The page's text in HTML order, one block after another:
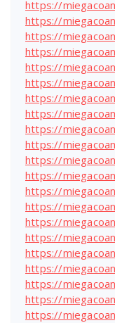
https://
https://
https://
https://
https://
https://
https://
https://
https://
https://
https://
https://
https://
https://
https://
https://
https://
https://
https://
https://
https://